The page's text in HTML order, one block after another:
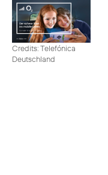
Credits: Telefónica
Deutschland